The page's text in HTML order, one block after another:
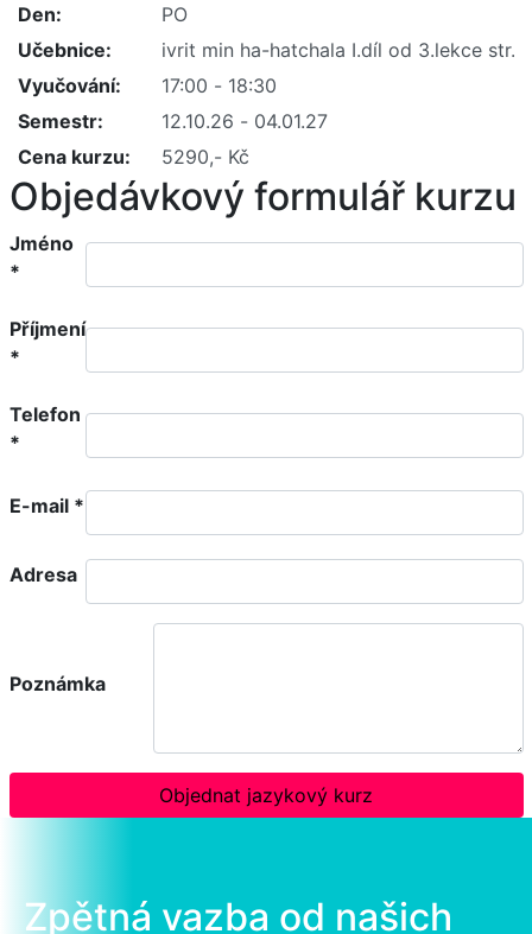
Den
Učebnice
Vyučování
Semestr
Cena kurzu
Objedávkový formulář kurzu
Jméno
*
Příjmení
*
Telefon
*
E-mail *
Adresa
Poznámka
Objednat jazykový kurz
Zpětná vazba od našich